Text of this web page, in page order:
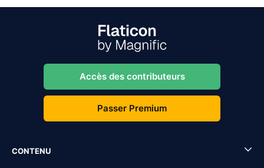
Accès des contributeurs
Passer Premium
CONTENU